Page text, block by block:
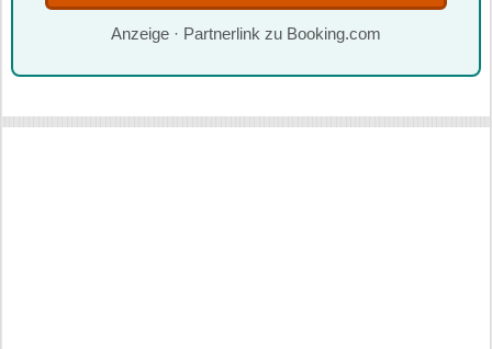
Anzeige · Partnerlink zu Booking.com